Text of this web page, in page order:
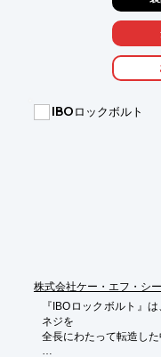
ます。施工現場では反
プレストレス力を導入
置、グラウトが不要と
入するのが困難な作業
■NAPP工法の実施例
せん断補強及び横締め
IBOロックボルト
株式会社ケー・エフ・シー
『IBOロックボルト』
ネジを
全長にわたって転造した